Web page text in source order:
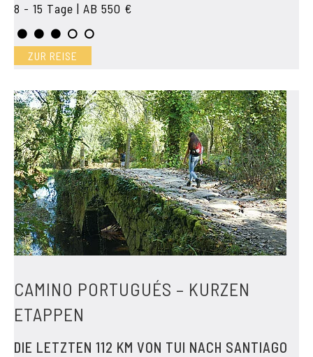
8 - 15 Tage | AB 550 €
ZUR REISE
CAMINO PORTUGUÉS – KURZEN
ETAPPEN
DIE LETZTEN 112 KM VON TUI NACH SANTIAGO